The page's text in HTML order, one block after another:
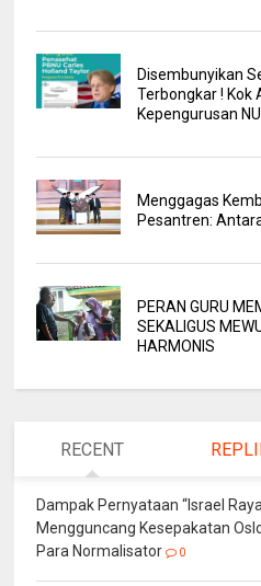
Disembunyikan
Terbongkar ! Kok
Kepengurusan
Menggagas
Pesantren:
PERAN GURU
SEKALIGUS
HARMONIS
RECENT
Dampak Pernyataan “Israel
Mengguncang Kesepakatan
Para Normalisator
0